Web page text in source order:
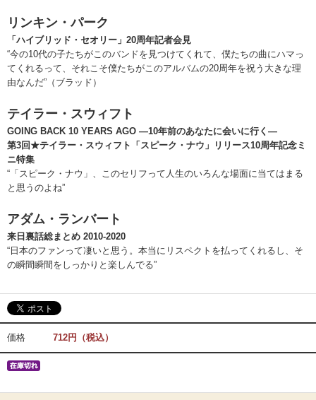
リンキン・パーク
「ハイブリッド・セオリー」20周年記者会見
“今の10代の子たちがこのバンドを見つけてくれて、僕たちの曲にハマっ
てくれるって、それこそ僕たちがこのアルバムの20周年を祝う大きな理
由なんだ”（ブラッド）
テイラー・スウィフト
GOING BACK 10 YEARS AGO ―10年前のあなたに会いに行く―
第3回★テイラー・スウィフト「スピーク・ナウ」リリース10周年記念ミ
ニ特集
“「スピーク・ナウ」、このセリフって人生のいろんな場面に当てはまる
と思うのよね”
アダム・ランバート
来日裏話総まとめ 2010-2020
“日本のファンって凄いと思う。本当にリスペクトを払ってくれるし、そ
の瞬間瞬間をしっかりと楽しんでる”
価格 712円（税込）